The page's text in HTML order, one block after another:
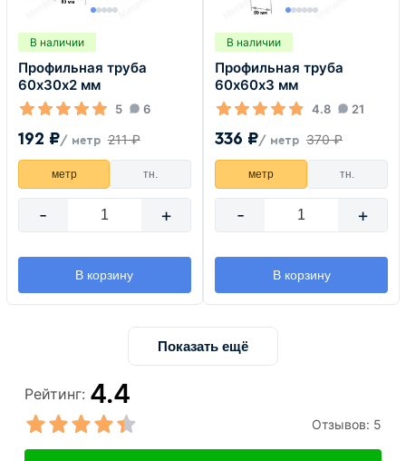
В наличии
Профильная труба
60х30х2 мм
5 6
192 ₽/ метр 211 ₽
метр тн.
- +
В корзину
В наличии
Профильная труба
60х60х3 мм
4.8 21
336 ₽/ метр 370 ₽
метр тн.
- +
В корзину
Показать ещё
Рейтинг: 4.4
Отзывов: 5